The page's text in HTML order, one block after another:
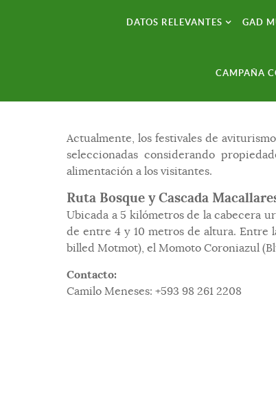
DATOS RELEVANTES GAD
CAMPAÑA
Actualmente, los festivales de
seleccionadas considerando
alimentación a los visitantes.
Ruta Bosque y Cascada
Ubicada a 5 kilómetros de la cabecera
de entre 4 y 10 metros de altura. Entre
billed Motmot), el Momoto Coroniazul
Contacto:
Camilo Meneses: +593 98 261 2208